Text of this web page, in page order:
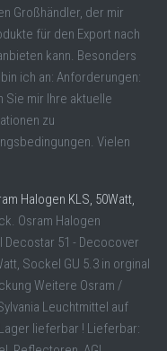
Großhändler, der mir
für den Export nach
kann. Besonders
ich an: Anforderungen:
Sie mir Ihre aktuelle
zu
Vielen
Halogen KLS, 50Watt,
Osram Halogen
Decostar 51 - Decocover
Sockel GU 5.3 in orginal
Weitere Osram /
Leuchtmittel auf
lieferbar ! Lieferbar: